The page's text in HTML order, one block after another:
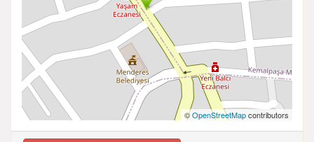
©OpenStreetMapcontributors